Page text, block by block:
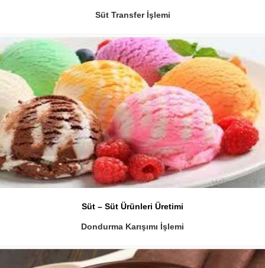
Süt Transfer İşlemi
Süt – Süt Ürünleri Üretimi
Dondurma Karışımı İşlemi